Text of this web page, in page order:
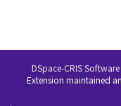
DSpace-CRIS Software
Extension maintained